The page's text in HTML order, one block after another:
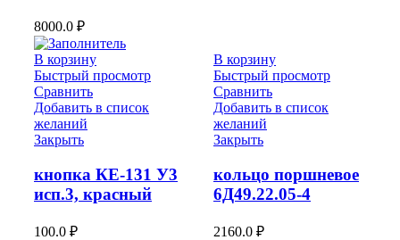
8000.0 ₽
В корзину
Быстрый просмотр
Сравнить
Добавить в список
желаний
Закрыть
кнопка КЕ-131 У3
исп.3, красный
100.0 ₽
В корзину
Быстрый просмотр
Сравнить
Добавить в список
желаний
Закрыть
кольцо поршневое
6Д49.22.05-4
2160.0 ₽